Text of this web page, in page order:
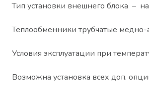
Тип установки внешнего блока –
Теплообменники трубчатые
Условия эксплуатации при
Возможна установка всех доп.